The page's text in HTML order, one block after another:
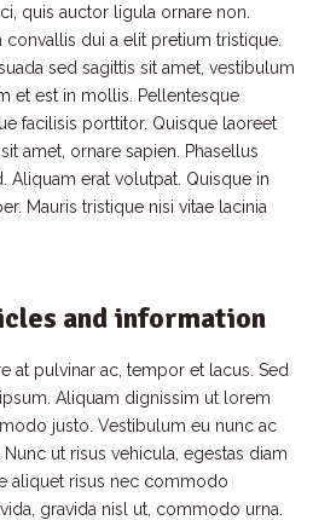
quis auctor ligula ornare non.
dui a elit pretium tristique.
sed sagittis sit amet, vestibulum
et est in mollis. Pellentesque
facilisis porttitor. Quisque laoreet
amet, ornare sapien. Phasellus
Aliquam erat volutpat. Quisque in
Mauris tristique nisi vitae lacinia
and information
at pulvinar ac, tempor et lacus. Sed
Aliquam dignissim ut lorem
justo. Vestibulum eu nunc ac
ut risus vehicula, egestas diam
aliquet risus nec commodo
gravida nisl ut, commodo urna.